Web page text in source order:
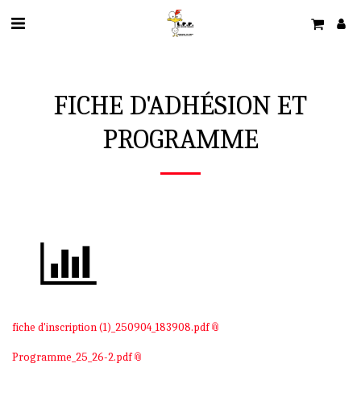
FICHE D'ADHÉSION ET
PROGRAMME
fiche d'inscription (1)_250904_183908.pdf
Programme_25_26-2.pdf